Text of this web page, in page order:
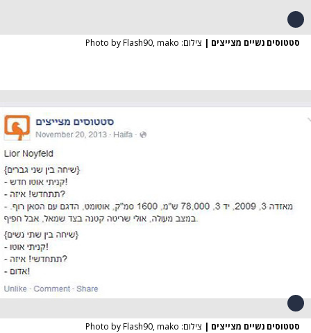
סטטוסים נשיים מצייצים | צילום: Photo by Flash90, mako
סטטוסים נשיים מצייצים | צילום: Photo by Flash90, mako